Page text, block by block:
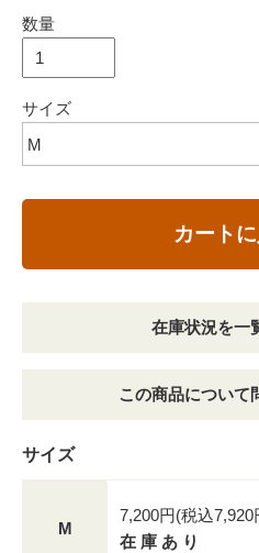
数量
サイズ
カート
在庫状況を一
この商品について
サイズ
M
7,200円(税込7,920
在 庫 あ り